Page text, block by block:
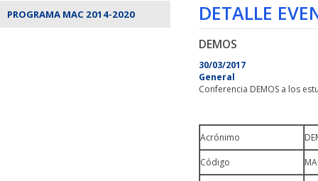
PROGRAMA MAC 2014-2020 DETALLE
DEMOS
30/03/2017
General
Conferencia DEMOS a los
Acrónimo
Código